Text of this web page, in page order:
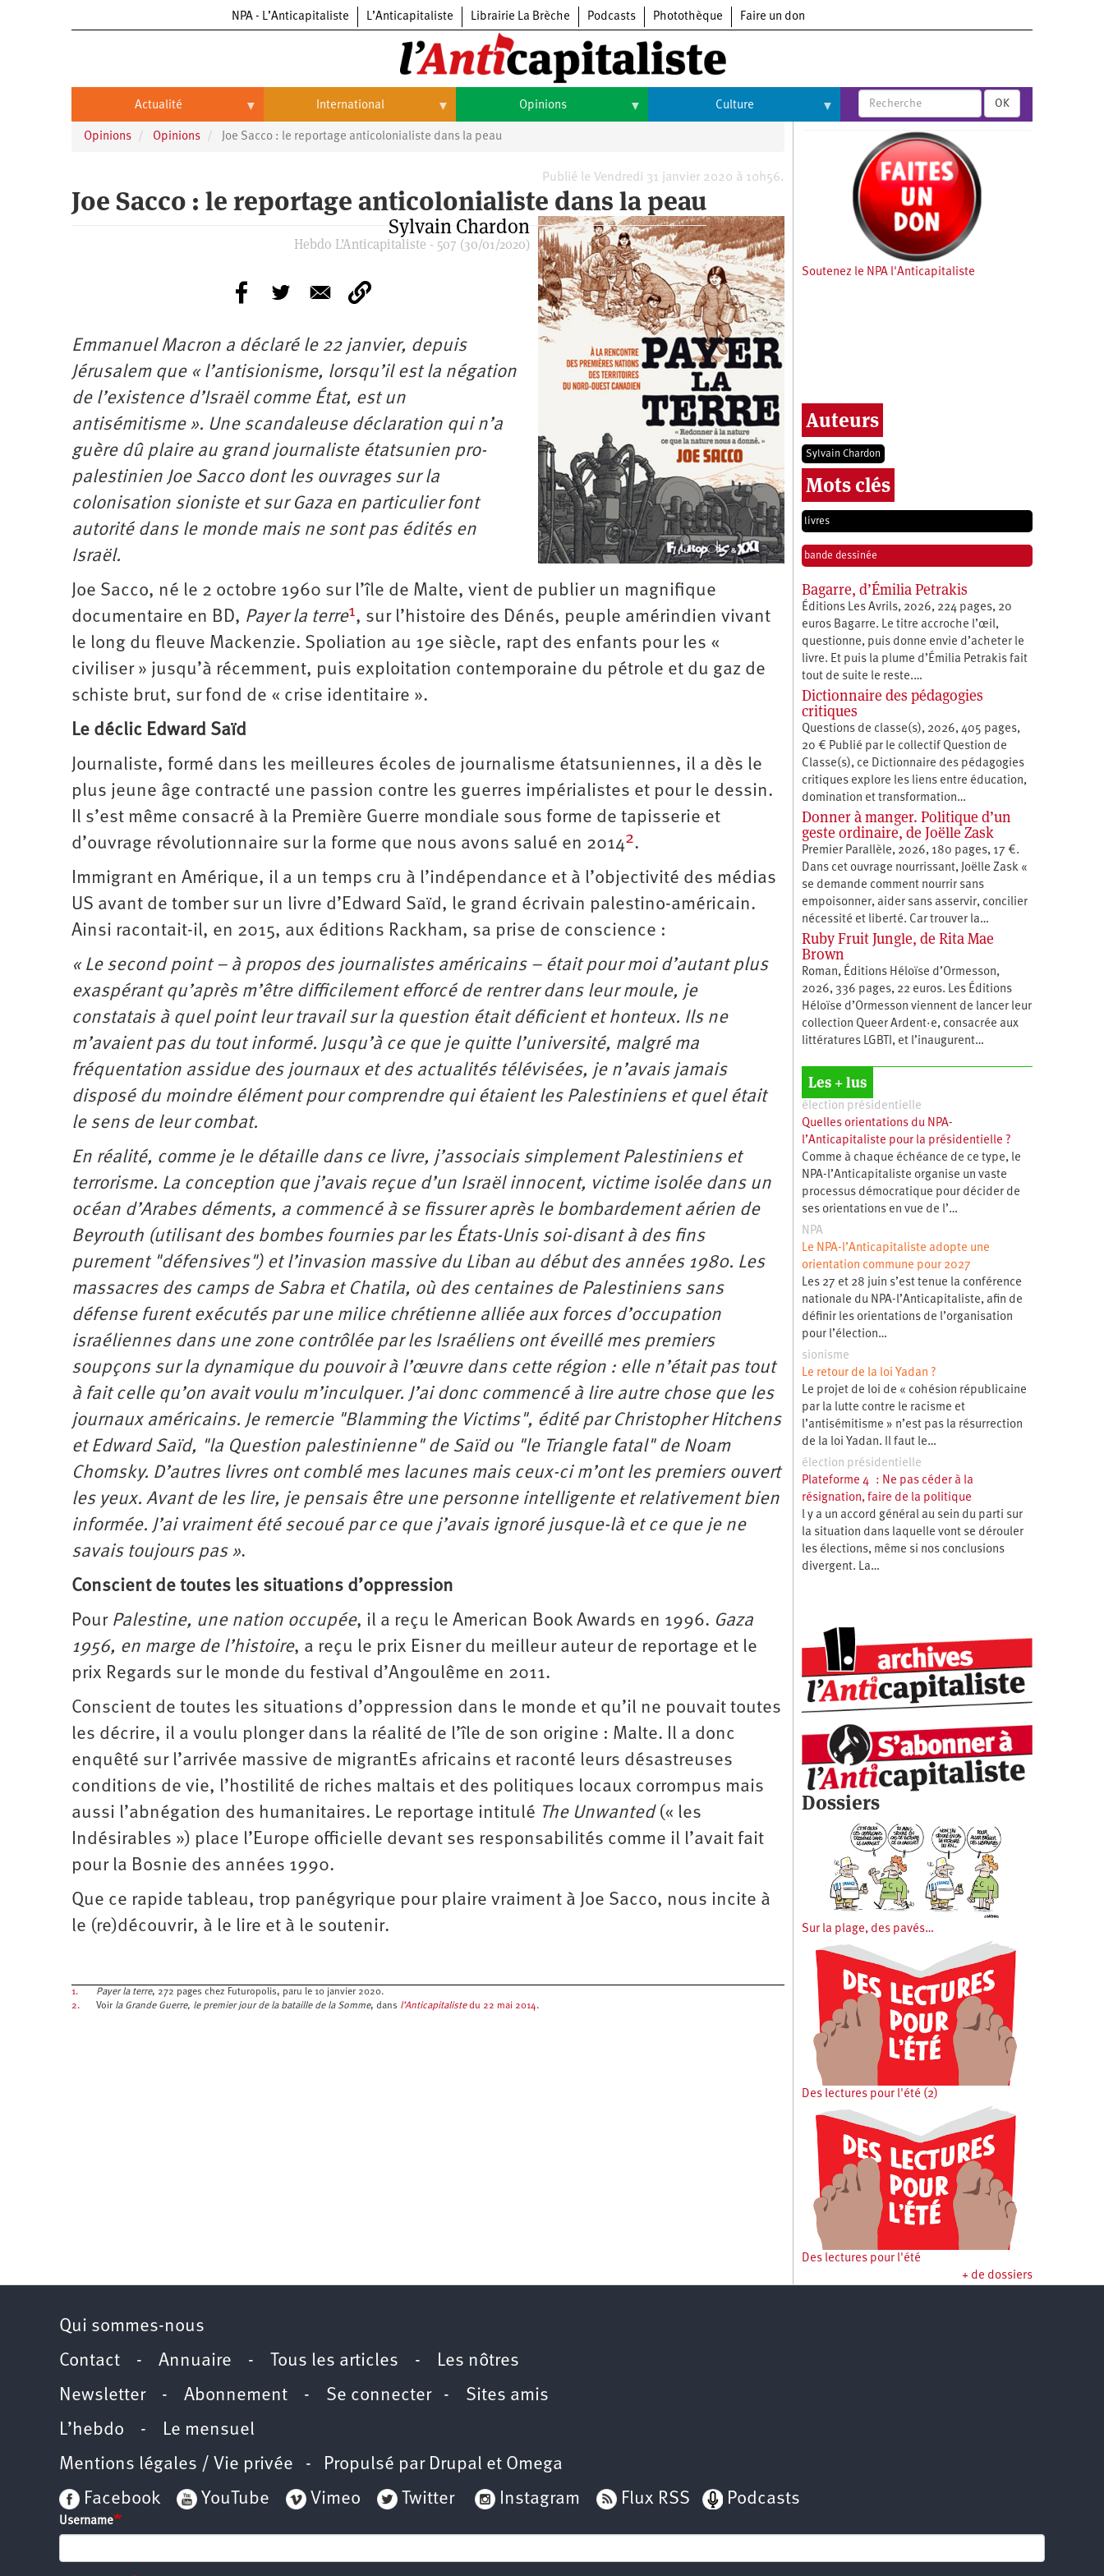
NPA - L’Anticapitaliste L’Anticapitaliste Librairie La Brèche Podcasts Photothèque Faire un don
Actualité
Actualité
Entreprises
Commerce
Hôpitaux
SNCF
Services
Féminisme
LGBTI
Éducation
Santé
Vidéos
Dans
département
International
International
Chine
États-
Afrique
Amérique
du
Nord
Amérique
latine
Asie
Europe
Moyen-
Orient
Opinions
Opinions
Culture
Arts
Cinéma
Expositions
Livres
Musique
OK
Opinions Opinions Joe Sacco : le reportage anticolonialiste dans la peau
Publié le Vendredi 31 janvier 2020 à 10h56.
Joe Sacco : le reportage anticolonialiste dans la peau
Sylvain Chardon
Hebdo L’Anticapitaliste - 507 (30/01/2020)
Emmanuel Macron a déclaré le 22 janvier, depuis
Jérusalem que « l’antisionisme, lorsqu’il est la négation
de l’existence d’Israël comme État, est un
antisémitisme ». Une scandaleuse déclaration qui n’a
guère dû plaire au grand journaliste étatsunien pro-
palestinien Joe Sacco dont les ouvrages sur la
colonisation sioniste et sur Gaza en particulier font
autorité dans le monde mais ne sont pas édités en
Israël.
Joe Sacco, né le 2 octobre 1960 sur l’île de Malte, vient de publier un magnifique
documentaire en BD, Payer la terre1, sur l’histoire des Dénés, peuple amérindien vivant
le long du fleuve Mackenzie. Spoliation au 19e siècle, rapt des enfants pour les «
civiliser » jusqu’à récemment, puis exploitation contemporaine du pétrole et du gaz de
schiste brut, sur fond de « crise identitaire ».
Le déclic Edward Saïd
Journaliste, formé dans les meilleures écoles de journalisme états­uniennes, il a dès le
plus jeune âge contracté une passion contre les guerres impérialistes et pour le dessin.
Il s’est même consacré à la Première Guerre mondiale sous forme de tapisserie et
d’ouvrage révolutionnaire sur la forme que nous avons salué en 20142.
Immigrant en Amérique, il a un temps cru à l’indépendance et à l’objectivité des médias
US avant de tomber sur un livre d’Edward Saïd, le grand écrivain palestino-américain.
Ainsi racontait-il, en 2015, aux éditions Rackham, sa prise de conscience :
« Le second point – à propos des journalistes américains – était pour moi d’autant plus
exaspérant qu’après m’être difficilement efforcé de rentrer dans leur moule, je
constatais à quel point leur travail sur la question était déficient et honteux. Ils ne
m’avaient pas du tout informé. Jusqu’à ce que je quitte l’université, malgré ma
fréquentation assidue des journaux et des actualités télévisées, je n’avais jamais
disposé du moindre élément pour comprendre qui étaient les Palestiniens et quel était
le sens de leur combat.
En réalité, comme je le détaille dans ce livre, j’associais simplement Palestiniens et
terrorisme. La conception que j’avais reçue d’un Israël innocent, victime isolée dans un
océan d’Arabes déments, a commencé à se fissurer après le bombardement aérien de
Beyrouth (utilisant des bombes fournies par les États-Unis soi-disant à des fins
purement "défensives") et l’invasion massive du Liban au début des années 1980. Les
massacres des camps de Sabra et Chatila, où des centaines de Palestiniens sans
défense furent exécutés par une milice chrétienne alliée aux forces d’occupation
israéliennes dans une zone contrôlée par les Israéliens ont éveillé mes premiers
soupçons sur la dynamique du pouvoir à l’œuvre dans cette région : elle n’était pas tout
à fait celle qu’on avait voulu m’inculquer. J’ai donc commencé à lire autre chose que les
journaux américains. Je remercie "Blamming the Victims", édité par Christopher Hitchens
et Edward Saïd, "la Question palestinienne" de Saïd ou "le Triangle fatal" de Noam
Chomsky. D’autres livres ont comblé mes lacunes mais ceux-ci m’ont les premiers ouvert
les yeux. Avant de les lire, je pensais être une personne intelligente et relativement bien
informée. J’ai vraiment été secoué par ce que j’avais ignoré jusque-là et ce que je ne
savais toujours pas ».
Conscient de toutes les situations d’oppression
Pour Palestine, une nation occupée, il a reçu le American Book Awards en 1996. Gaza
1956, en marge de l’histoire, a reçu le prix Eisner du meilleur auteur de reportage et le
prix Regards sur le monde du festival d’Angoulême en 2011.
Conscient de toutes les situations d’oppression dans le monde et qu’il ne pouvait toutes
les décrire, il a voulu plonger dans la réalité de l’île de son origine : Malte. Il a donc
enquêté sur l’arrivée massive de migrantEs africains et raconté leurs désastreuses
conditions de vie, l’hostilité de riches maltais et des politiques locaux corrompus mais
aussi l’abnégation des humanitaires. Le reportage intitulé The Unwanted (« les
Indésirables ») place l’Europe officielle devant ses responsabilités comme il l’avait fait
pour la Bosnie des années 1990.
Que ce rapide tableau, trop panégyrique pour plaire vraiment à Joe Sacco, nous incite à
le (re)découvrir, à le lire et à le soutenir.
1. Payer la terre, 272 pages chez Futuropolis, paru le 10 janvier 2020.
2.
Voir la Grande Guerre, le premier jour de la bataille de la Somme, dans l’Anticapitalistedu 22 mai 2014.
Soutenez le NPA l'Anticapitaliste
Auteurs
Sylvain Chardon
Mots clés
livres
bande dessinée
Bagarre, d’Émilia Petrakis
Éditions Les Avrils, 2026, 224 pages, 20
euros Bagarre. Le titre accroche l’œil,
questionne, puis donne envie d’acheter le
livre. Et puis la plume d’Émilia Petrakis fait
tout de suite le reste.…
Dictionnaire des pédagogies
critiques
Questions de classe(s), 2026, 405 pages,
20 € Publié par le collectif Question de
Classe(s), ce Dictionnaire des pédagogies
critiques explore les liens entre éducation,
­domination et transformation…
Donner à manger. Politique d’un
geste ordinaire, de Joëlle Zask
Premier Parallèle, 2026, 180 pages, 17 €.
Dans cet ouvrage nourrissant, Joëlle Zask «
se demande comment nourrir sans
empoisonner, aider sans asservir, concilier
nécessité et liberté. Car trouver la…
Ruby Fruit Jungle, de Rita Mae
Brown
Roman, Éditions Héloïse d’Ormesson,
2026, 336 pages, 22 euros. Les Éditions
Héloïse d’Ormesson viennent de lancer leur
collection Queer Ardent·e, consacrée aux
littératures LGBTI, et l’inaugurent…
Les + lus
élection présidentielle
Quelles orientations du NPA-
l’Anticapitaliste pour la présidentielle ?
Comme à chaque échéance de ce type, le
NPA-l’Anticapitaliste organise un vaste
processus démocratique pour décider de
ses orientations en vue de l’…
NPA
Le NPA-l’Anticapitaliste adopte une
orientation commune pour 2027
Les 27 et 28 juin s’est tenue la conférence
nationale du NPA-l’Anticapitaliste, afin de
définir les orientations de l’organisation
pour l’élection…
sionisme
Le retour de la loi Yadan ?
Le projet de loi de « cohésion républicaine
par la lutte contre le racisme et
l’antisémitisme » n’est pas la résurrection
de la loi Yadan. Il faut le…
élection présidentielle
Plateforme 4 : Ne pas céder à la
résignation, faire de la politique
l y a un accord général au sein du parti sur
la situation dans laquelle vont se dérouler
les élections, même si nos conclusions
divergent. La…
Dossiers
Sur la plage, des pavés…
Des lectures pour l'été (2)
Des lectures pour l'été
+ de dossiers
Qui sommes-nous
Contact - Annuaire - Tous les articles - Les nôtres
Newsletter- Abonnement - Se connecter- Sites amis
L’hebdo - Le mensuel
Mentions légales / Vie privée - Propulsé par Drupal et Omega
Facebook
YouTube Vimeo Twitter Instagram Flux RSS Podcasts
Username